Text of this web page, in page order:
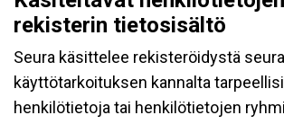
rekisterin tietosisältö
Seura käsittelee rekisteröidystä
käyttötarkoituksen kannalta
henkilötietoja tai henkilötietojen